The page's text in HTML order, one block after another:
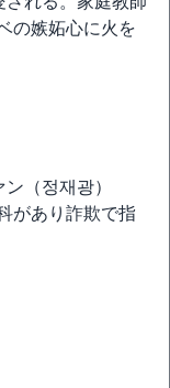
の嫉妬心に火を
（정재광）
があり詐欺で指